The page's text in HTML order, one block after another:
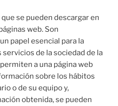
se pueden descargar en
web. Son
papel esencial para la
de la sociedad de la
a una página web
sobre los hábitos
o de su equipo y,
obtenida, se pueden